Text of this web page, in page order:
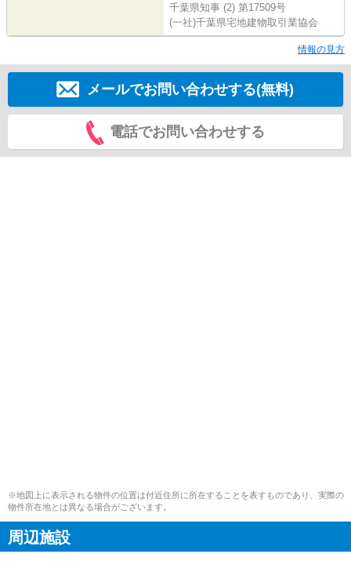
千葉県知事 (2) 第17509号
(一社)千葉県宅地建物取引業協会
情報の見方
メールでお問い合わせする(無料)
電話でお問い合わせする
※地図上に表示される物件の位置は付近住所に所在することを表すものであり、実際の
物件所在地とは異なる場合がございます。
周辺施設